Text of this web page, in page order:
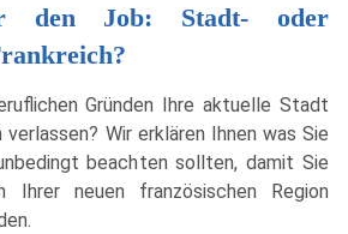
den Job: Stadt- oder
Gründen Ihre aktuelle Stadt
Wir erklären Ihnen was Sie
beachten sollten, damit Sie
neuen französischen Region